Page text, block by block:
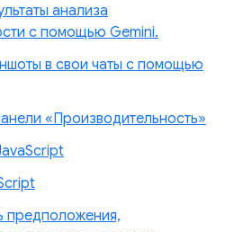
анализа
с помощью Gemini.
в свои чаты с помощью
«Производительность»
предположения,